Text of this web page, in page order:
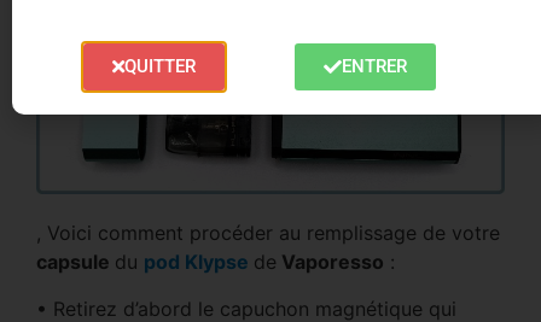
, Voici comment procéder au remplissage de votre
capsule du pod Klypse de Vaporesso :
• Retirez d’abord le capuchon magnétique qui
QUITTER ENTRER